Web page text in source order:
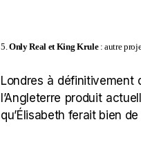
5.Only Real et King Krule : autre
Londres à définitivement
l’Angleterre produit
qu’Élisabeth ferait bien